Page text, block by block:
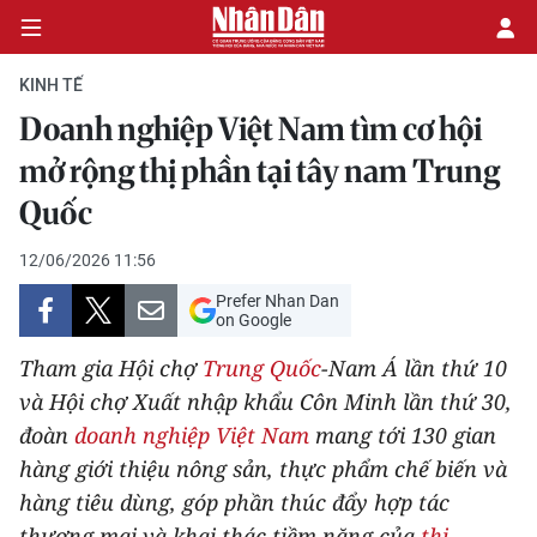
CHÍNH TRỊ
KINH TẾ
VĂN HÓA
XÃ HỘI
PHÁP LUẬT
DU LỊCH
THẾ GIỚI
KINH TẾ
Doanh nghiệp Việt Nam tìm cơ hội
mở rộng thị phần tại tây nam Trung
Quốc
12/06/2026 11:56
Prefer Nhan Dan
on Google
Tham gia Hội chợ Trung Quốc-Nam Á lần thứ 10
và Hội chợ Xuất nhập khẩu Côn Minh lần thứ 30,
đoàn doanh nghiệp Việt Nam mang tới 130 gian
hàng giới thiệu nông sản, thực phẩm chế biến và
hàng tiêu dùng, góp phần thúc đẩy hợp tác